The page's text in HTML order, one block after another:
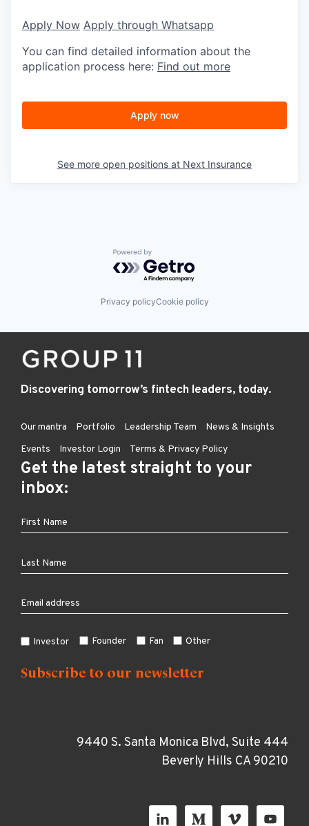
Apply Now Apply through Whatsapp
You can find detailed information about the
application process here: Find out more
Apply now
See more open positions at Next Insurance
Powered by Getro.com
Privacy policyCookie policy
Discovering tomorrow’s fintech leaders, today.
Our mantra Portfolio Leadership Team
News & Insights
Events
Investor Login Terms & Privacy Policy
Get the latest straight to your
inbox:
Investor Founder Fan Other
9440 S. Santa Monica Blvd, Suite 444
Beverly Hills CA 90210